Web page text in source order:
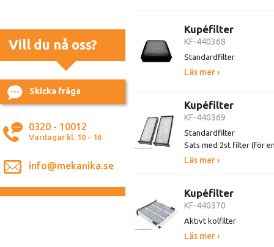
Vill du nå oss?
Skicka fråga
0320 - 10012
Vardagar kl. 10 - 16
info@mekanika.se
Kupéfilter
KF-440368
Standardfilter
Läs mer ›
Kupéfilter
KF-440369
Standardfilter
Sats med 2st filter (för
Läs mer ›
Kupéfilter
KF-440370
Aktivt kolfilter
Läs mer ›